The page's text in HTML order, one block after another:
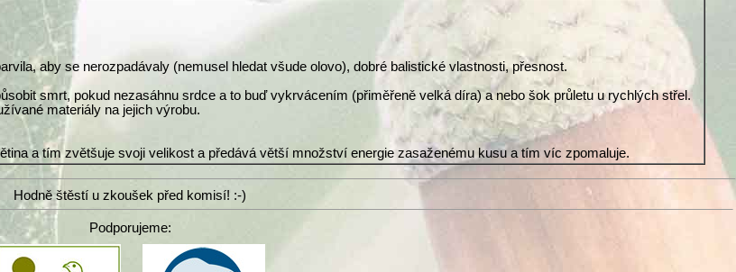
aby se nerozpadávaly (nemusel hledat všude olovo), dobré balistické vlastnosti, přesnost.
smrt, pokud nezasáhnu srdce a to buď vykrvácením (přiměřeně velká díra) a nebo šok průletu u rychlých střel.
materiály na jejich výrobu.
a tím zvětšuje svoji velikost a předává větší množství energie zasaženému kusu a tím víc zpomaluje.
Hodně štěstí u zkoušek před komisí! :-)
Podporujeme: